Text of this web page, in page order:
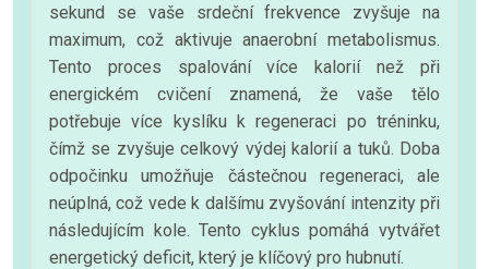
sekund se vaše srdeční frekvence zvyšuje na
maximum, což aktivuje anaerobní metabolismus.
Tento proces spalování více kalorií než při
energickém cvičení znamená, že vaše tělo
potřebuje více kyslíku k regeneraci po tréninku,
čímž se zvyšuje celkový výdej kalorií a tuků. Doba
odpočinku umožňuje částečnou regeneraci, ale
neúplná, což vede k dalšímu zvyšování intenzity při
následujícím kole. Tento cyklus pomáhá vytvářet
energetický deficit, který je klíčový pro hubnutí.